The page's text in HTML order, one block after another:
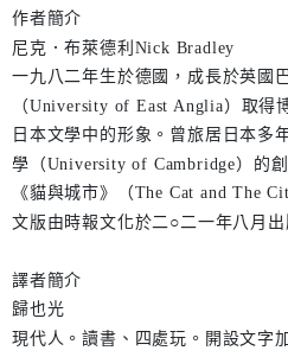
作者簡介
尼克．布萊德利Nick Bradley
一九八二年生於德國，成長於英國
（University of East Anglia）取得
日本文學中的形象。曾旅居日本多
學（University of Cambridge）的
《貓與城市》（The Cat and The
文版由時報文化於二○二一年八月出
譯者簡介
歸也光
現代人。讀書、四處玩。開設文字